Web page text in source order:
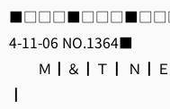
4-11-06 NO.1364■
Ｍ┃＆┃Ｔ┃ Ｎ┃
┃